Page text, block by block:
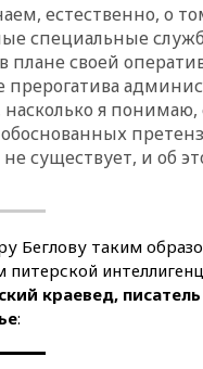
естественно, о
специальные
плане своей
прерогатива
я понимаю,
существует, и об
Беглову таким
питерской
краевед,
: